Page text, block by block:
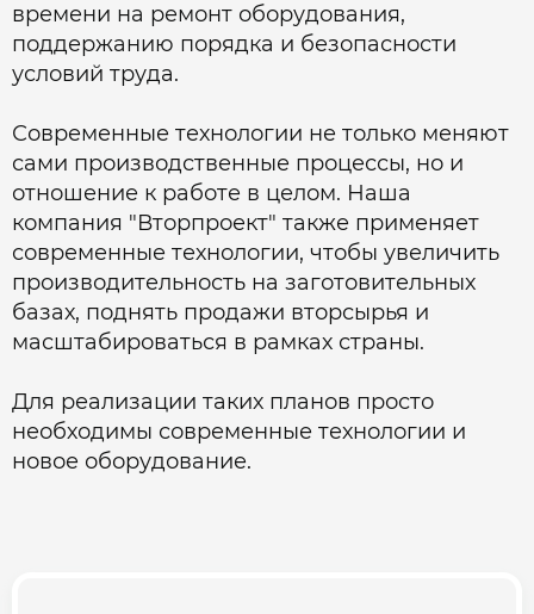
времени на ремонт оборудования,
поддержанию порядка и безопасности
условий труда.
Современные технологии не только меняют
сами производственные процессы, но и
отношение к работе в целом. Наша
компания "Вторпроект" также применяет
современные технологии, чтобы увеличить
производительность на заготовительных
базах, поднять продажи вторсырья и
масштабироваться в рамках страны.
Для реализации таких планов просто
необходимы современные технологии и
новое оборудование.